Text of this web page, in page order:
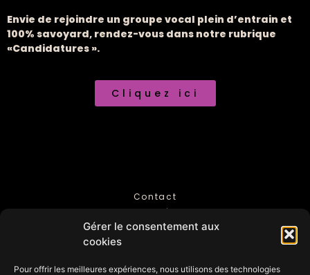
Gérer le consentement aux
cookies
Pour offrir les meilleures expériences, nous utilisons des technologies
Envie de rejoindre un groupe vocal plein d’entrain et
100% savoyard, rendez-vous dans notre rubrique
«Candidatures ».
Cliquez ici
Contact
Mentions légales
Politique de Confidentialité